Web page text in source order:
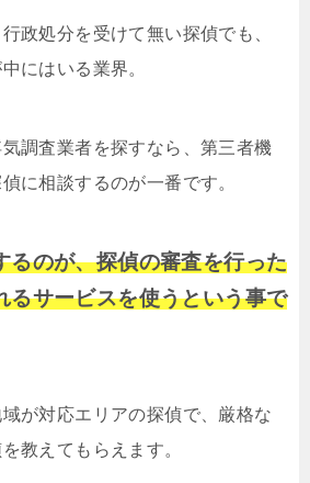
政処分を受けて無い探偵でも、
にはいる業界。
調査業者を探すなら、第三者機
に相談するのが一番です。
るのが、探偵の審査を行った
るサービスを使うという事で
が対応エリアの探偵で、厳格な
教えてもらえます。